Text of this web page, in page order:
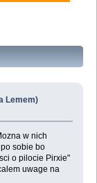
Lemem)
w nich
sobie bo
o pilocie Pirxie"
uwage na